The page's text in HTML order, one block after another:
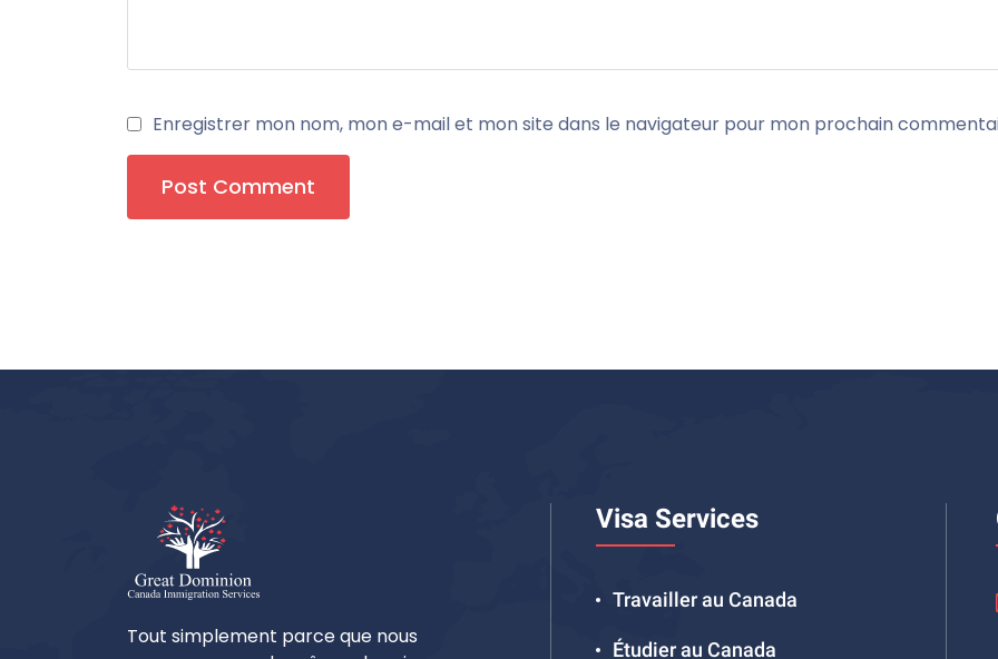
Enregistrer mon nom, mon e-mail et mon site dans le navigateur pour mon prochain
Post Comment
Tout simplement parce que nous
Visa Services
Travailler au Canada
Étudier au Canada